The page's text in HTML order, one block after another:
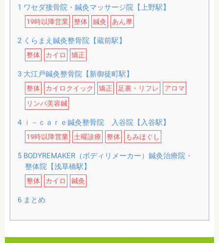
1 ワセダ接骨院・鍼灸マッサージ院【上野駅】
19時以降営業 整体 鍼灸 あん摩
2くらまえ鍼灸整骨院【蔵前駅】
整体 カイロ 矯正
3大江戸鍼灸整骨院【新御徒町駅】
整体 カイロクイック 矯正 足裏・リフレ
アロマ
リンパ美容鍼
4ｉ－ｃａｒｅ鍼灸整骨院 入谷院【入谷駅】
19時以降営業 土曜診療 整体 もみほぐし
5BODYREMAKER（ボディリメーカー）鍼灸治療院・
整体院【浅草橋駅】
整体 カイロ 鍼灸
6まとめ